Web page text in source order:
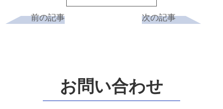
前の記事 次の記事
お問い合わせ